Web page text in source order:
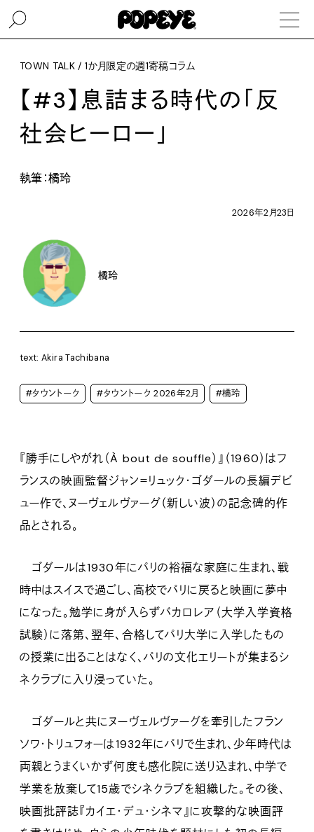
TOWN TALK / 1か月限定の週1寄稿コラム
【#3】息詰まる時代の「反
社会ヒーロー」
執筆：橘玲
2026年2月23日
橘玲
text: Akira Tachibana
#タウントーク #タウントーク 2026年2月 #橘玲
『勝手にしやがれ（À bout de souffle）』（1960）はフ
ランスの映画監督ジャン＝リュック・ゴダールの長編デビ
ュー作で、ヌーヴェルヴァーグ（新しい波）の記念碑的作
品とされる。
ゴダールは1930年にパリの裕福な家庭に生まれ、戦
時中はスイスで過ごし、高校でパリに戻ると映画に夢中
になった。勉学に身が入らずバカロレア（大学入学資格
試験）に落第、翌年、合格してパリ大学に入学したもの
の授業に出ることはなく、パリの文化エリートが集まるシ
ネクラブに入り浸っていた。
ゴダールと共にヌーヴェルヴァーグを牽引したフラン
ソワ・トリュフォーは1932年にパリで生まれ、少年時代は
両親とうまくいかず何度も感化院に送り込まれ、中学で
学業を放棄して15歳でシネクラブを組織した。その後、
映画批評誌『カイエ・デュ・シネマ』に攻撃的な映画評